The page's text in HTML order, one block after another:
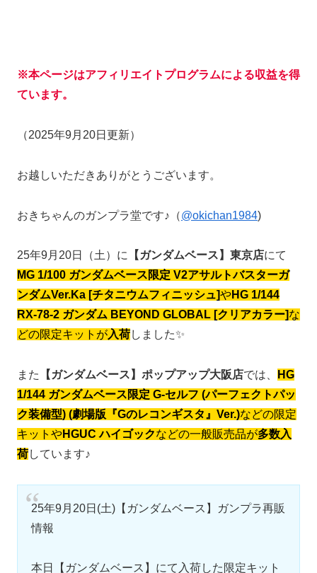
※本ページはアフィリエイトプログラムによる収益を得
ています。
（2025年9月20日更新）
お越しいただきありがとうございます。
おきちゃんのガンプラ堂です♪（@okichan1984)
25年9月20日（土）に 【ガンダムベース】東京店にて
MG 1/100 ガンダムベース限定 V2アサルトバスターガ
ンダムVer.Ka [チタニウムフィニッシュ]やHG 1/144
RX-78-2 ガンダム BEYOND GLOBAL [クリアカラー]な
どの限定キットが入荷しました✨
また 【ガンダムベース】ポップアップ大阪店では、
HG
1/144 ガンダムベース限定 G-セルフ (パーフェクトパッ
ク装備型) (劇場版『Gのレコンギスタ』Ver.)などの限定
キットやHGUC ハイゴックなどの一般販売品が多数入
荷しています♪
25年9月20日(土)【ガンダムベース】ガンプラ再販
情報
本日【ガンダムベース】にて入荷した限定キット